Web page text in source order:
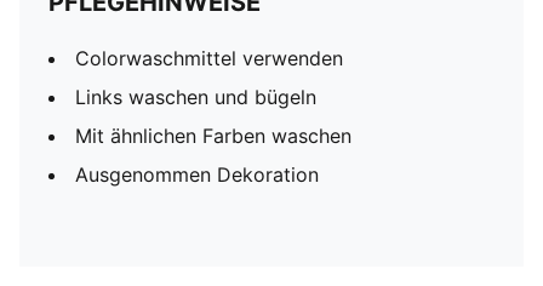
Colorwaschmittel verwenden
Links waschen und bügeln
Mit ähnlichen Farben waschen
Ausgenommen Dekoration